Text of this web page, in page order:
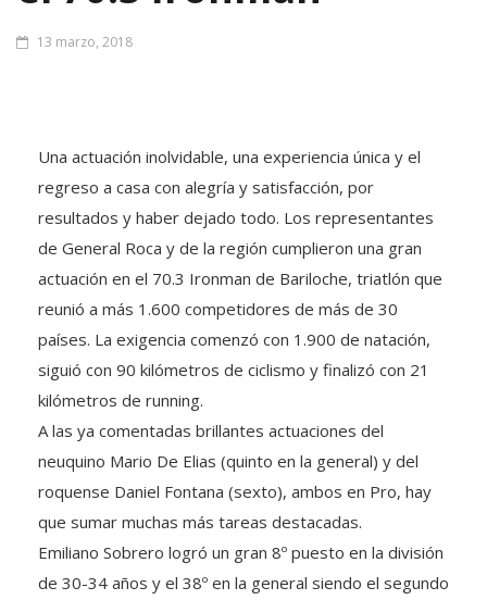
regreso a casa con alegría y satisfacción, por
resultados y haber dejado todo. Los representantes
de General Roca y de la región cumplieron una gran
actuación en el 70.3 Ironman de Bariloche, triatlón que
reunió a más 1.600 competidores de más de 30
países. La exigencia comenzó con 1.900 de natación,
siguió con 90 kilómetros de ciclismo y finalizó con 21
kilómetros de running.
A las ya comentadas brillantes actuaciones del
neuquino Mario De Elias (quinto en la general) y del
roquense Daniel Fontana (sexto), ambos en Pro, hay
que sumar muchas más tareas destacadas.
Emiliano Sobrero logró un gran 8º puesto en la división
de 30-34 años y el 38º en la general siendo el segundo
mejor roquense ubicado en la general. Su tiempo fue